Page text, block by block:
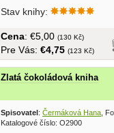
Stav knihy:
Cena: €5,00 (130 Kč)
Pre Vás: €4,75 (123 Kč)
Zlatá čokoládová kniha
Spisovatel: Čermáková Hana ,
Katalogové číslo: O2900